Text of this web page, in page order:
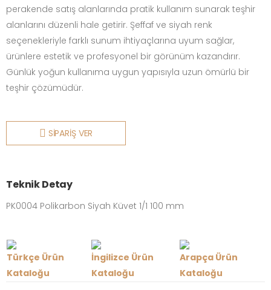
perakende satış alanlarında pratik kullanım sunarak teşhir
alanlarını düzenli hale getirir. Şeffaf ve siyah renk
seçenekleriyle farklı sunum ihtiyaçlarına uyum sağlar,
ürünlere estetik ve profesyonel bir görünüm kazandırır.
Günlük yoğun kullanıma uygun yapısıyla uzun ömürlü bir
teşhir çözümüdür.
SİPARİŞ VER
Teknik Detay
PK0004 Polikarbon Siyah Küvet 1/1 100 mm
Türkçe Ürün
Kataloğu
İngilizce Ürün
Kataloğu
Arapça Ürün
Kataloğu